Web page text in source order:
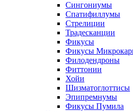
Сингониумы
Спатифиллумы
Стрелиции
Традесканции
Фикусы
Фикусы
Филодендроны
Фиттонии
Хойи
Шизматоглоттисы
Эпипремнумы
Фикусы Пумила